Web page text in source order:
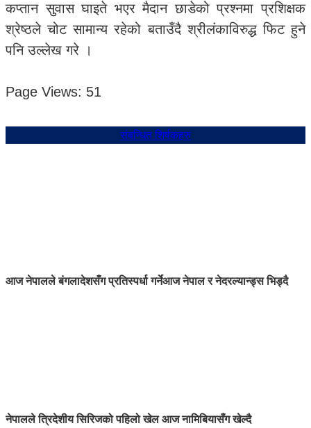
कप्तान सुवास घाइते भएर मैदान छाडेको प्रश्नमा प्रशिक्षक
श्रेष्ठले चोट सामान्य रहेको बताउँदै श्रीलंकाविरुद्ध फिट हुने
पनि उल्लेख गरे ।
Page Views: 51
संबन्धित शिर्षकहरु
आज नेपालले बंगलादेशसँग प्रतिस्पर्धा गर्नेआज नेपाल र नेदरल्यान्ड्स भिड्दै
नेपालले त्रिदेशीय सिरिजको पहिलो खेल आज नामिबियासँग खेल्दै